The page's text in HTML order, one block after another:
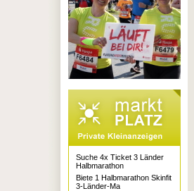
Suche 4x Ticket 3 Länder
Halbmarathon
Biete 1 Halbmarathon Skinfit
3-Länder-Ma